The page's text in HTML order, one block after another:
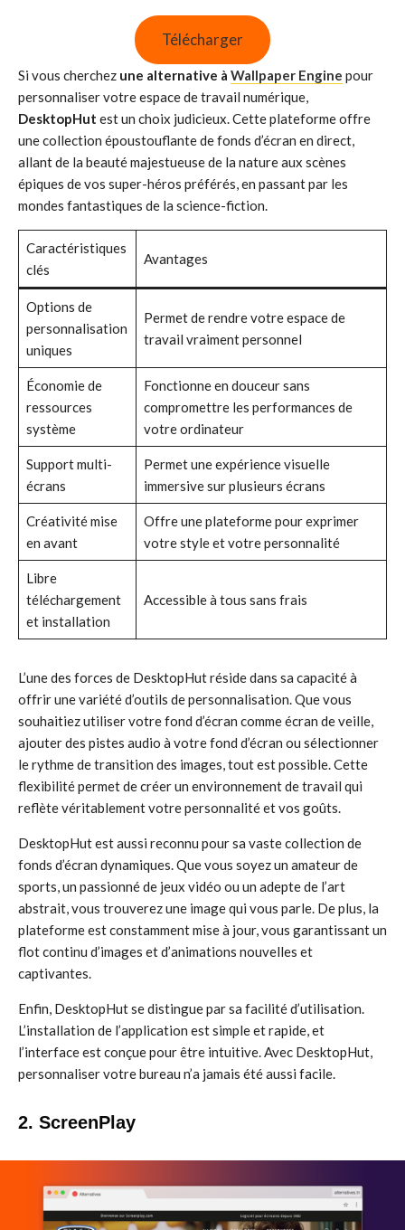
Télécharger
Si vous cherchez une alternative à Wallpaper Engine pour
personnaliser votre espace de travail numérique,
DesktopHut est un choix judicieux. Cette plateforme offre
une collection époustouflante de fonds d’écran en direct,
allant de la beauté majestueuse de la nature aux scènes
épiques de vos super-héros préférés, en passant par les
mondes fantastiques de la science-fiction.
Caractéristiques
clés
Avantages
Options de
personnalisation
uniques
Permet de rendre votre espace de
travail vraiment personnel
Économie de
ressources
système
Fonctionne en douceur sans
compromettre les performances de
votre ordinateur
Support multi-
écrans
Permet une expérience visuelle
immersive sur plusieurs écrans
Créativité mise
en avant
Offre une plateforme pour exprimer
votre style et votre personnalité
Libre
téléchargement
et installation
Accessible à tous sans frais
L’une des forces de DesktopHut réside dans sa capacité à
offrir une variété d’outils de personnalisation. Que vous
souhaitiez utiliser votre fond d’écran comme écran de veille,
ajouter des pistes audio à votre fond d’écran ou sélectionner
le rythme de transition des images, tout est possible. Cette
flexibilité permet de créer un environnement de travail qui
reflète véritablement votre personnalité et vos goûts.
DesktopHut est aussi reconnu pour sa vaste collection de
fonds d’écran dynamiques. Que vous soyez un amateur de
sports, un passionné de jeux vidéo ou un adepte de l’art
abstrait, vous trouverez une image qui vous parle. De plus, la
plateforme est constamment mise à jour, vous garantissant un
flot continu d’images et d’animations nouvelles et
captivantes.
Enfin, DesktopHut se distingue par sa facilité d’utilisation.
L’installation de l’application est simple et rapide, et
l’interface est conçue pour être intuitive. Avec DesktopHut,
personnaliser votre bureau n’a jamais été aussi facile.
2. ScreenPlay